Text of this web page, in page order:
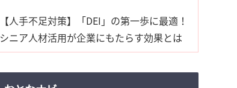
【人手不足対策】「DEI」の第一歩に最適！
シニア人材活用が企業にもたらす効果とは